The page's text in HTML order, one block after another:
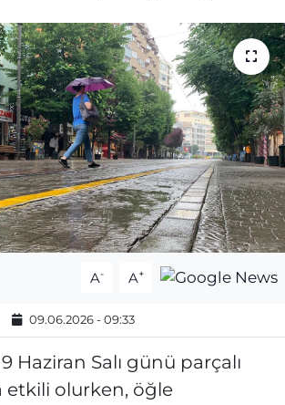
A- A+
09.06.2026 - 09:33
Haziran Salı günü parçalı
etkili olurken, öğle